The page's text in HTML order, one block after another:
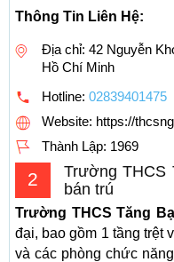
Thông Tin Liên Hệ:
Địa chỉ: 42 Nguyễn
Hồ Chí Minh
Hotline: 02839401475
Website: https://
Thành Lập: 1969
2
Trường THCS
bán trú
Trường THCS Tăng
đại, bao gồm 1 tầng trệt
và các phòng chức